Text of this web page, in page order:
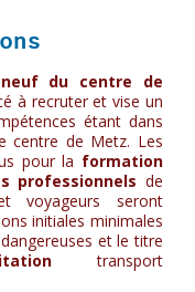
du centre de
à recruter et vise un
étant dans
centre de Metz. Les
pour la formation
professionnels de
voyageurs seront
initiales minimales
et le titre
transport